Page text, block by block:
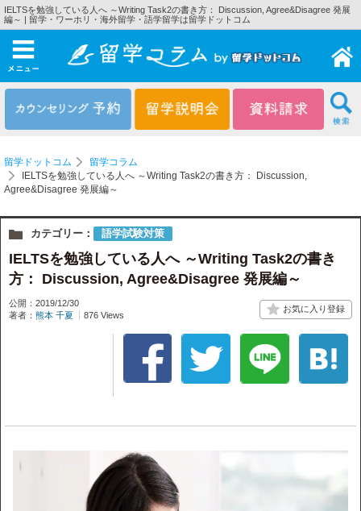
IELTSを勉強している人へ ～Writing Task2の書き方： Discussion, Agree&Disagree 発展
編～ | 留学・ワーホリ・海外留学・語学留学は留学ドットコム
メニュー
留学ドットコム
留学コラム
IELTSを勉強している人へ ～Writing Task2の書き方： Discussion,
Agree&Disagree 発展編～
カテゴリー： 語学試験対策
IELTSを勉強している人へ ～Writing Task2の書き
方： Discussion, Agree&Disagree 発展編～
公開：2019/12/30
著者： 熊本 千夏 876 Views